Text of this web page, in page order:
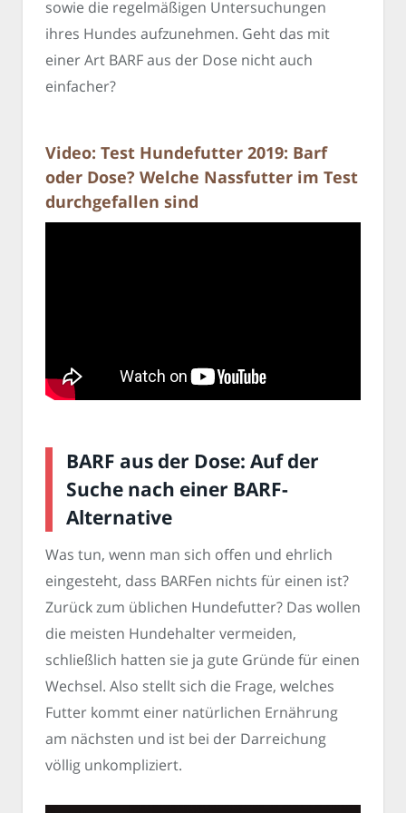
sowie die regelmäßigen Untersuchungen
ihres Hundes aufzunehmen. Geht das mit
einer Art BARF aus der Dose nicht auch
einfacher?
Video: Test Hundefutter 2019: Barf
oder Dose? Welche Nassfutter im Test
durchgefallen sind
BARF aus der Dose: Auf der
Suche nach einer BARF-
Alternative
Was tun, wenn man sich offen und ehrlich
eingesteht, dass BARFen nichts für einen ist?
Zurück zum üblichen Hundefutter? Das wollen
die meisten Hundehalter vermeiden,
schließlich hatten sie ja gute Gründe für einen
Wechsel. Also stellt sich die Frage, welches
Futter kommt einer natürlichen Ernährung
am nächsten und ist bei der Darreichung
völlig unkompliziert.